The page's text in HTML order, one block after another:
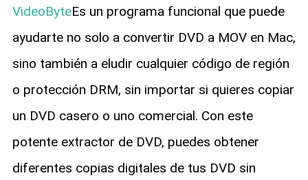
VideoByteEs un programa funcional que puede
ayudarte no solo a convertir DVD a MOV en Mac,
sino también a eludir cualquier código de región
o protección DRM, sin importar si quieres copiar
un DVD casero o uno comercial. Con este
potente extractor de DVD, puedes obtener
diferentes copias digitales de tus DVD sin